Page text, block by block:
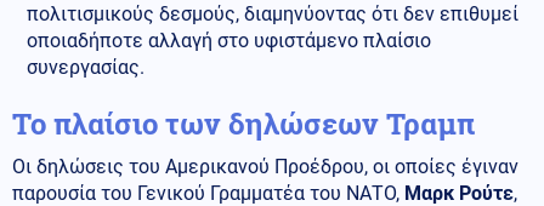
πολιτισμικούς δεσμούς, διαμηνύοντας ότι δεν επιθυμεί
οποιαδήποτε αλλαγή στο υφιστάμενο πλαίσιο
συνεργασίας.
Το πλαίσιο των δηλώσεων Τραμπ
Οι δηλώσεις του Αμερικανού Προέδρου, οι οποίες έγιναν
παρουσία του Γενικού Γραμματέα του ΝΑΤΟ, Μαρκ Ρούτε,